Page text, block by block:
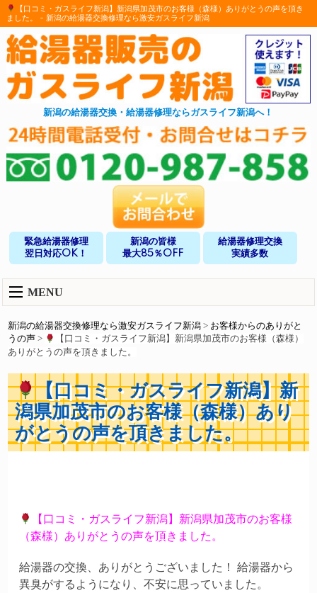
【口コミ・ガスライフ新潟】新潟県加茂市のお客様（森様）ありがとうの声を頂き
ました。 - 新潟の給湯器交換修理なら激安ガスライフ新潟
新潟の給湯器交換・給湯器修理ならガスライフ新潟へ！
緊急給湯器修理
翌日対応OK！
新潟の皆様
最大85％OFF
給湯器修理交換
実績多数
MENU
新潟の給湯器交換修理なら激安ガスライフ新潟 > お客様からのありがと
うの声 >
【口コミ・ガスライフ新潟】新潟県加茂市のお客様（森様）
ありがとうの声を頂きました。
【口コミ・ガスライフ新潟】新
潟県加茂市のお客様（森様）あり
がとうの声を頂きました。
【口コミ・ガスライフ新潟】新潟県加茂市のお客様
（森様）ありがとうの声を頂きました。
給湯器の交換、ありがとうございました！ 給湯器から
異臭がするようになり、不安に思っていました。